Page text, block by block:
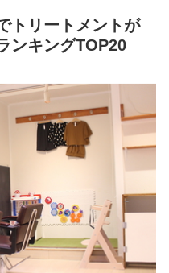
トリートメントが
ンキングTOP20